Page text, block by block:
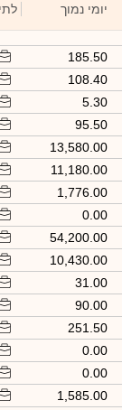
יומי נמוך
185.50
108.40
5.30
95.50
13,580.00
11,180.00
1,776.00
0.00
54,200.00
10,430.00
31.00
90.00
251.50
0.00
0.00
1,585.00